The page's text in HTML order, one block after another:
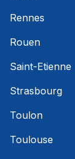
Rennes
Rouen
Saint-Etienne
Strasbourg
Toulon
Toulouse